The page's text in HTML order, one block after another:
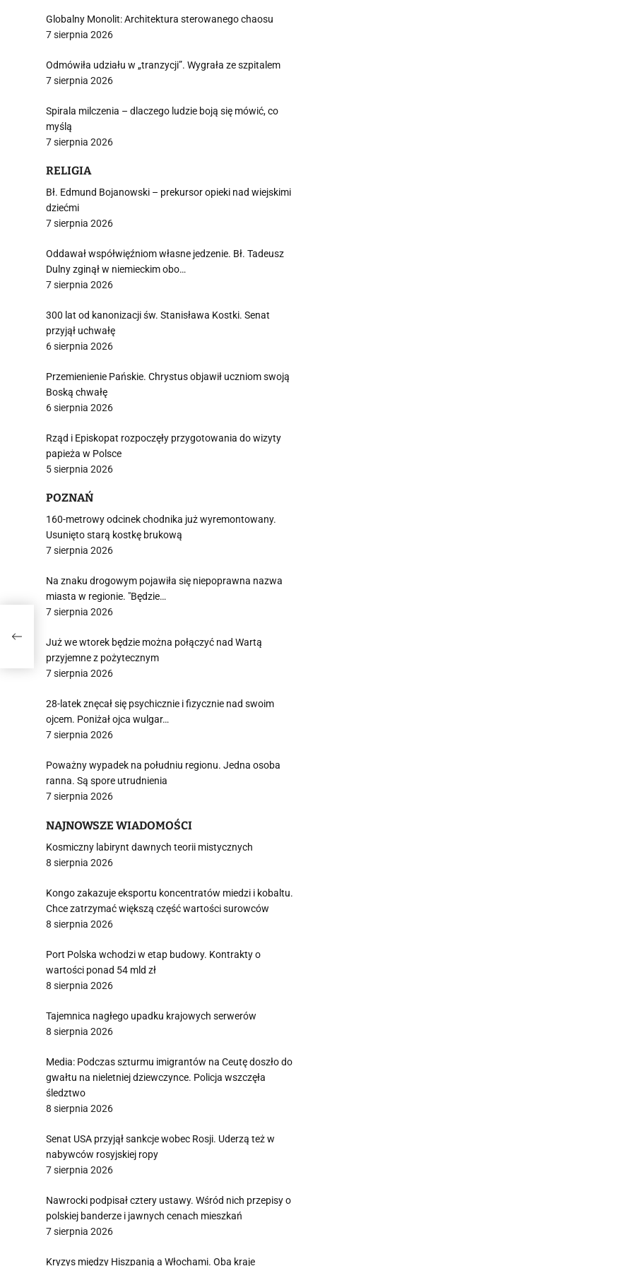
Globalny Monolit: Architektura sterowanego chaosu
7 sierpnia 2026
Odmówiła udziału w „tranzycji”. Wygrała ze szpitalem
7 sierpnia 2026
Spirala milczenia – dlaczego ludzie boją się mówić, co
myślą
7 sierpnia 2026
RELIGIA
Bł. Edmund Bojanowski – prekursor opieki nad wiejskimi
dziećmi
7 sierpnia 2026
Oddawał współwięźniom własne jedzenie. Bł. Tadeusz
Dulny zginął w niemieckim obo…
7 sierpnia 2026
300 lat od kanonizacji św. Stanisława Kostki. Senat
przyjął uchwałę
6 sierpnia 2026
Przemienienie Pańskie. Chrystus objawił uczniom swoją
Boską chwałę
6 sierpnia 2026
Rząd i Episkopat rozpoczęły przygotowania do wizyty
papieża w Polsce
5 sierpnia 2026
POZNAŃ
160-metrowy odcinek chodnika już wyremontowany.
Usunięto starą kostkę brukową
7 sierpnia 2026
Na znaku drogowym pojawiła się niepoprawna nazwa
miasta w regionie. "Będzie…
7 sierpnia 2026
Już we wtorek będzie można połączyć nad Wartą
przyjemne z pożytecznym
7 sierpnia 2026
28-latek znęcał się psychicznie i fizycznie nad swoim
ojcem. Poniżał ojca wulgar…
7 sierpnia 2026
Poważny wypadek na południu regionu. Jedna osoba
ranna. Są spore utrudnienia
7 sierpnia 2026
NAJNOWSZE WIADOMOŚCI
Kosmiczny labirynt dawnych teorii mistycznych
8 sierpnia 2026
Kongo zakazuje eksportu koncentratów miedzi i kobaltu.
Chce zatrzymać większą część wartości surowców
8 sierpnia 2026
Port Polska wchodzi w etap budowy. Kontrakty o
wartości ponad 54 mld zł
8 sierpnia 2026
Tajemnica nagłego upadku krajowych serwerów
8 sierpnia 2026
Media: Podczas szturmu imigrantów na Ceutę doszło do
gwałtu na nieletniej dziewczynce. Policja wszczęła
śledztwo
8 sierpnia 2026
Senat USA przyjął sankcje wobec Rosji. Uderzą też w
nabywców rosyjskiej ropy
7 sierpnia 2026
Nawrocki podpisał cztery ustawy. Wśród nich przepisy o
polskiej banderze i jawnych cenach mieszkań
7 sierpnia 2026
Kryzys między Hiszpanią a Włochami. Oba kraje